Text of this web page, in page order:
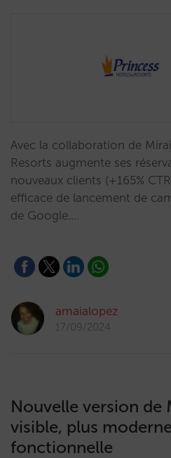
Avec la collaboration de
Resorts augmente ses
nouveaux clients (+165%
efficace de lancement de
de Google.…
amaialopez
17/09/2024
Nouvelle version de
visible, plus
fonctionnelle